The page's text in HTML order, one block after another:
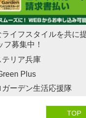
TOP